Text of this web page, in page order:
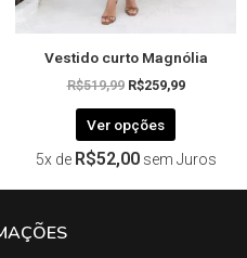
Vestido curto Magnólia
R$519,99 R$259,99
Ver opções
produto
5x de R$52,00 sem Juros